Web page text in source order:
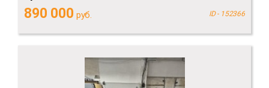
890 000 руб. ID - 152366